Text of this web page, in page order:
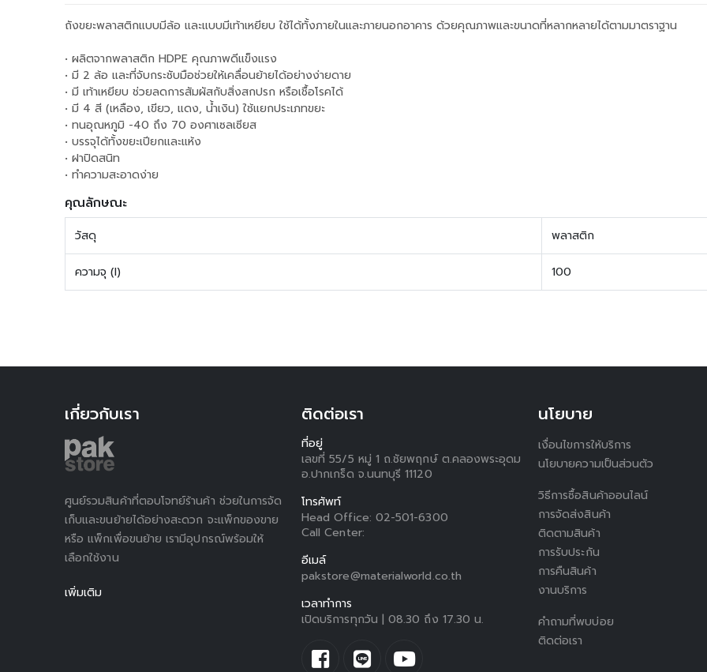
ถังขยะพลาสติกแบบมีล้อ และแบบมีเท้าเหยียบ ใช้ได้ทั้งภายในและภายนอกอาคาร ด้วยคุณภาพและขนาดที่หลากหลายได้ตามมาตราฐาน
• ผลิตจากพลาสติก HDPE คุณภาพดีแข็งแรง
• มี 2 ล้อ และที่จับกระชับมือช่วยให้เคลื่อนย้ายได้อย่างง่ายดาย
• มี เท้าเหยียบ ช่วยลดการสัมผัสกับสิ่งสกปรก หรือเชื้อโรคได้
• มี 4 สี (เหลือง, เขียว, แดง, น้ำเงิน) ใช้แยกประเภทขยะ
• ทนอุณหภูมิ -40 ถึง 70 องศาเซลเซียส
• บรรจุได้ทั้งขยะเปียกและแห้ง
• ฝาปิดสนิท
• ทำความสะอาดง่าย
คุณลักษณะ
วัสดุ พลาสติก
ความจุ (l) 100
เกี่ยวกับเรา
ศูนย์รวมสินค้าที่ตอบโจทย์ร้านค้า ช่วยในการจัด
เก็บและขนย้ายได้อย่างสะดวก จะแพ็กของขาย
หรือ แพ็กเพื่อขนย้าย เรามีอุปกรณ์พร้อมให้
เลือกใช้งาน
เพิ่มเติม
ติดต่อเรา
ที่อยู่
เลขที่ 55/5 หมู่ 1 ถ.ชัยพฤกษ์ ต.คลองพระอุดม
อ.ปากเกร็ด จ.นนทบุรี 11120
โทรศัพท์
Head Office: 02-501-6300
Call Center:
อีเมล์
pakstore@materialworld.co.th
เวลาทำการ
เปิดบริการทุกวัน | 08.30 ถึง 17.30 น.
นโยบาย
เงื่อนไขการให้บริการ
นโยบายความเป็นส่วนตัว
วิธีการซื้อสินค้าออนไลน์
การจัดส่งสินค้า
ติดตามสินค้า
การรับประกัน
การคืนสินค้า
งานบริการ
คำถามที่พบบ่อย
ติดต่อเรา